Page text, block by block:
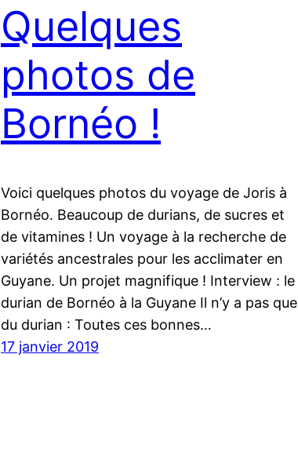
Quelques
photos de
Bornéo !
Voici quelques photos du voyage de Joris à
Bornéo. Beaucoup de durians, de sucres et
de vitamines ! Un voyage à la recherche de
variétés ancestrales pour les acclimater en
Guyane. Un projet magnifique ! Interview : le
durian de Bornéo à la Guyane Il n’y a pas que
du durian : Toutes ces bonnes…
17 janvier 2019